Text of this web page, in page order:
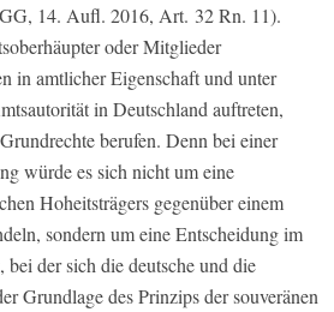
GG, 14. Aufl. 2016, Art. 32 Rn. 11).
oder Mitglieder
in amtlicher Eigenschaft und unter
in Deutschland auftreten,
berufen. Denn bei einer
würde es sich nicht um eine
Hoheitsträgers gegenüber einem
sondern um eine Entscheidung im
der sich die deutsche und die
Grundlage des Prinzips der souveränen